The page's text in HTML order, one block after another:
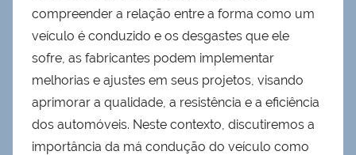
compreender a relação entre a forma como um
veículo é conduzido e os desgastes que ele
sofre, as fabricantes podem implementar
melhorias e ajustes em seus projetos, visando
aprimorar a qualidade, a resistência e a eficiência
dos automóveis. Neste contexto, discutiremos a
importância da má condução do veículo como